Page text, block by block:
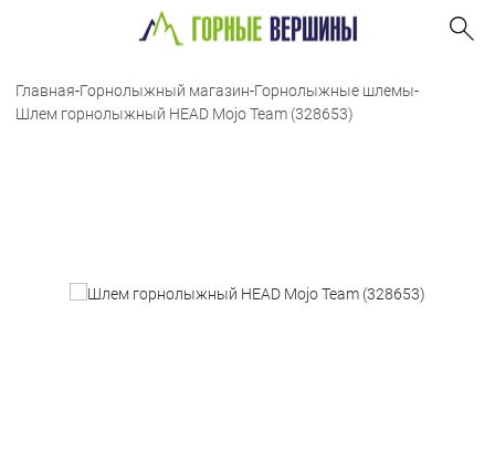
Главная-Горнолыжный магазин-Горнолыжные шлемы-
Шлем горнолыжный HEAD Mojo Team (328653)